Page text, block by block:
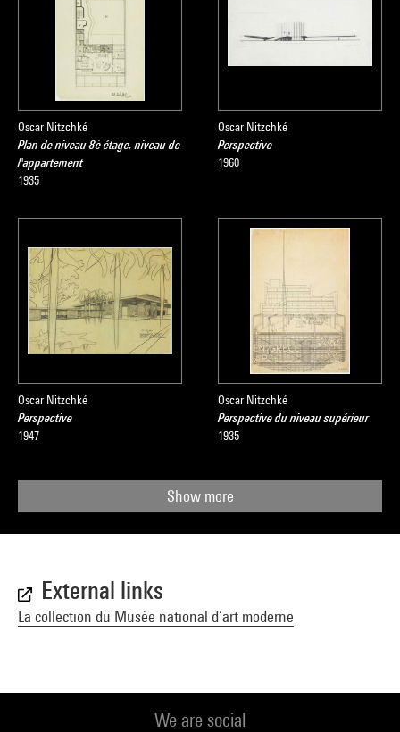
Oscar Nitzchké
Plan de niveau 8è étage, niveau de
l'appartement
1935
Oscar Nitzchké
Perspective
1960
Oscar Nitzchké
Perspective
1947
Oscar Nitzchké
Perspective du niveau supérieur
1935
Show more
External links
La collection du Musée national d’art moderne
We are social